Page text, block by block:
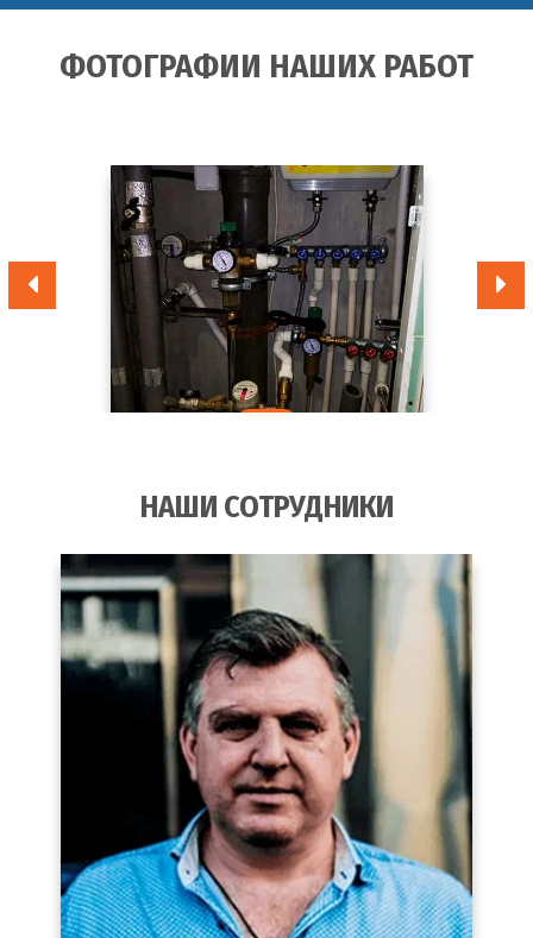
ФОТОГРАФИИ НАШИХ РАБОТ
НАШИ СОТРУДНИКИ